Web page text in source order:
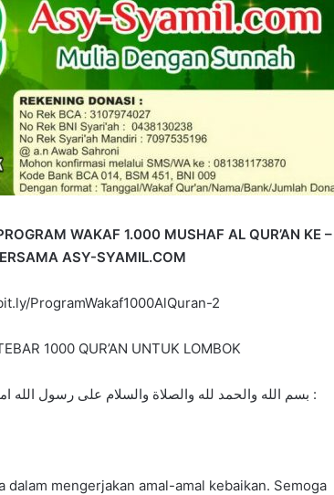
WAKAF 1.000 MUSHAF AL QUR’AN KE –
ASY-SYAMIL.COM
ProgramWakaf1000AlQuran-2
1000 QUR’AN UNTUK LOMBOK
بسم الله والحمد لله والصلاة والسلام على رسول الله امابعد :
mengerjakan amal-amal kebaikan. Semoga